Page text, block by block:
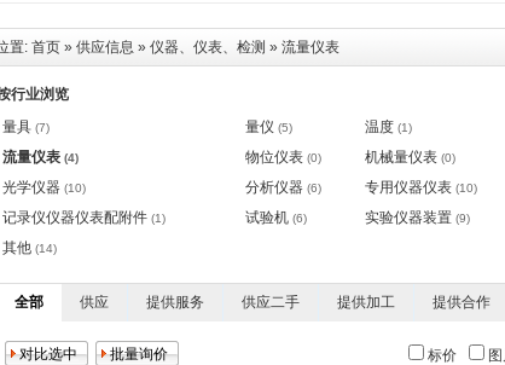
置: 首页 » 供应信息 » 仪器、仪表、检测 » 流量仪表
行业浏览
量具 (7) 量仪 (5) 温度 (1)
流量仪表 (4) 物位仪表 (0) 机械量仪表 (0)
光学仪器 (10) 分析仪器 (6) 专用仪器仪表 (10)
记录仪仪器仪表配附件 (1) 试验机 (6) 实验仪器装置 (9)
其他 (14)
全部 供应 提供服务 供应二手 提供加工 提供合作
标价